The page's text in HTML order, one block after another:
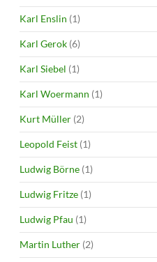
Karl Enslin (1)
Karl Gerok (6)
Karl Siebel (1)
Karl Woermann (1)
Kurt Müller (2)
Leopold Feist (1)
Ludwig Börne (1)
Ludwig Fritze (1)
Ludwig Pfau (1)
Martin Luther (2)